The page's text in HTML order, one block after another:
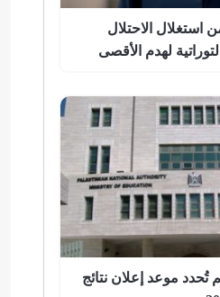
استغلال الاحتلال
لهدم الأقصى
تُحدد موعد إعلان نتائج